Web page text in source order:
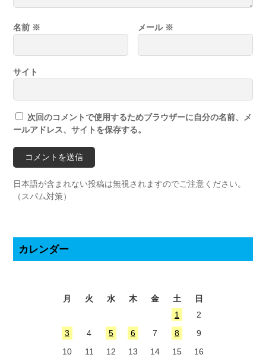
名前 ※ メール ※
サイト
次回のコメントで使用するためブラウザーに自分の名前、メ
ールアドレス、サイトを保存する。
日本語が含まれない投稿は無視されますのでご注意ください。
（スパム対策）
カレンダー
月 火 水 木 金 土
日
1
2
3
4 5 6 7 8
9
10
11 12 13 14 15
16